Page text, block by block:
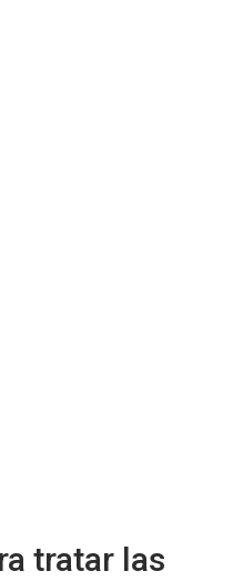
tratar las